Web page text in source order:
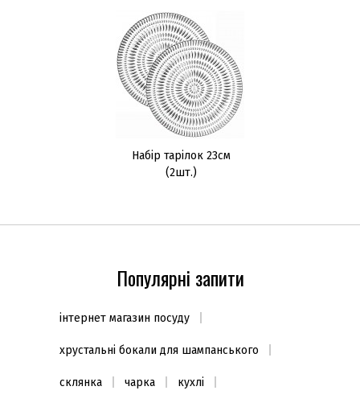
Набір тарілок 23см
(2шт.)
Популярні запити
інтернет магазин посуду
хрустальні бокали для шампанського
склянка чарка кухлі